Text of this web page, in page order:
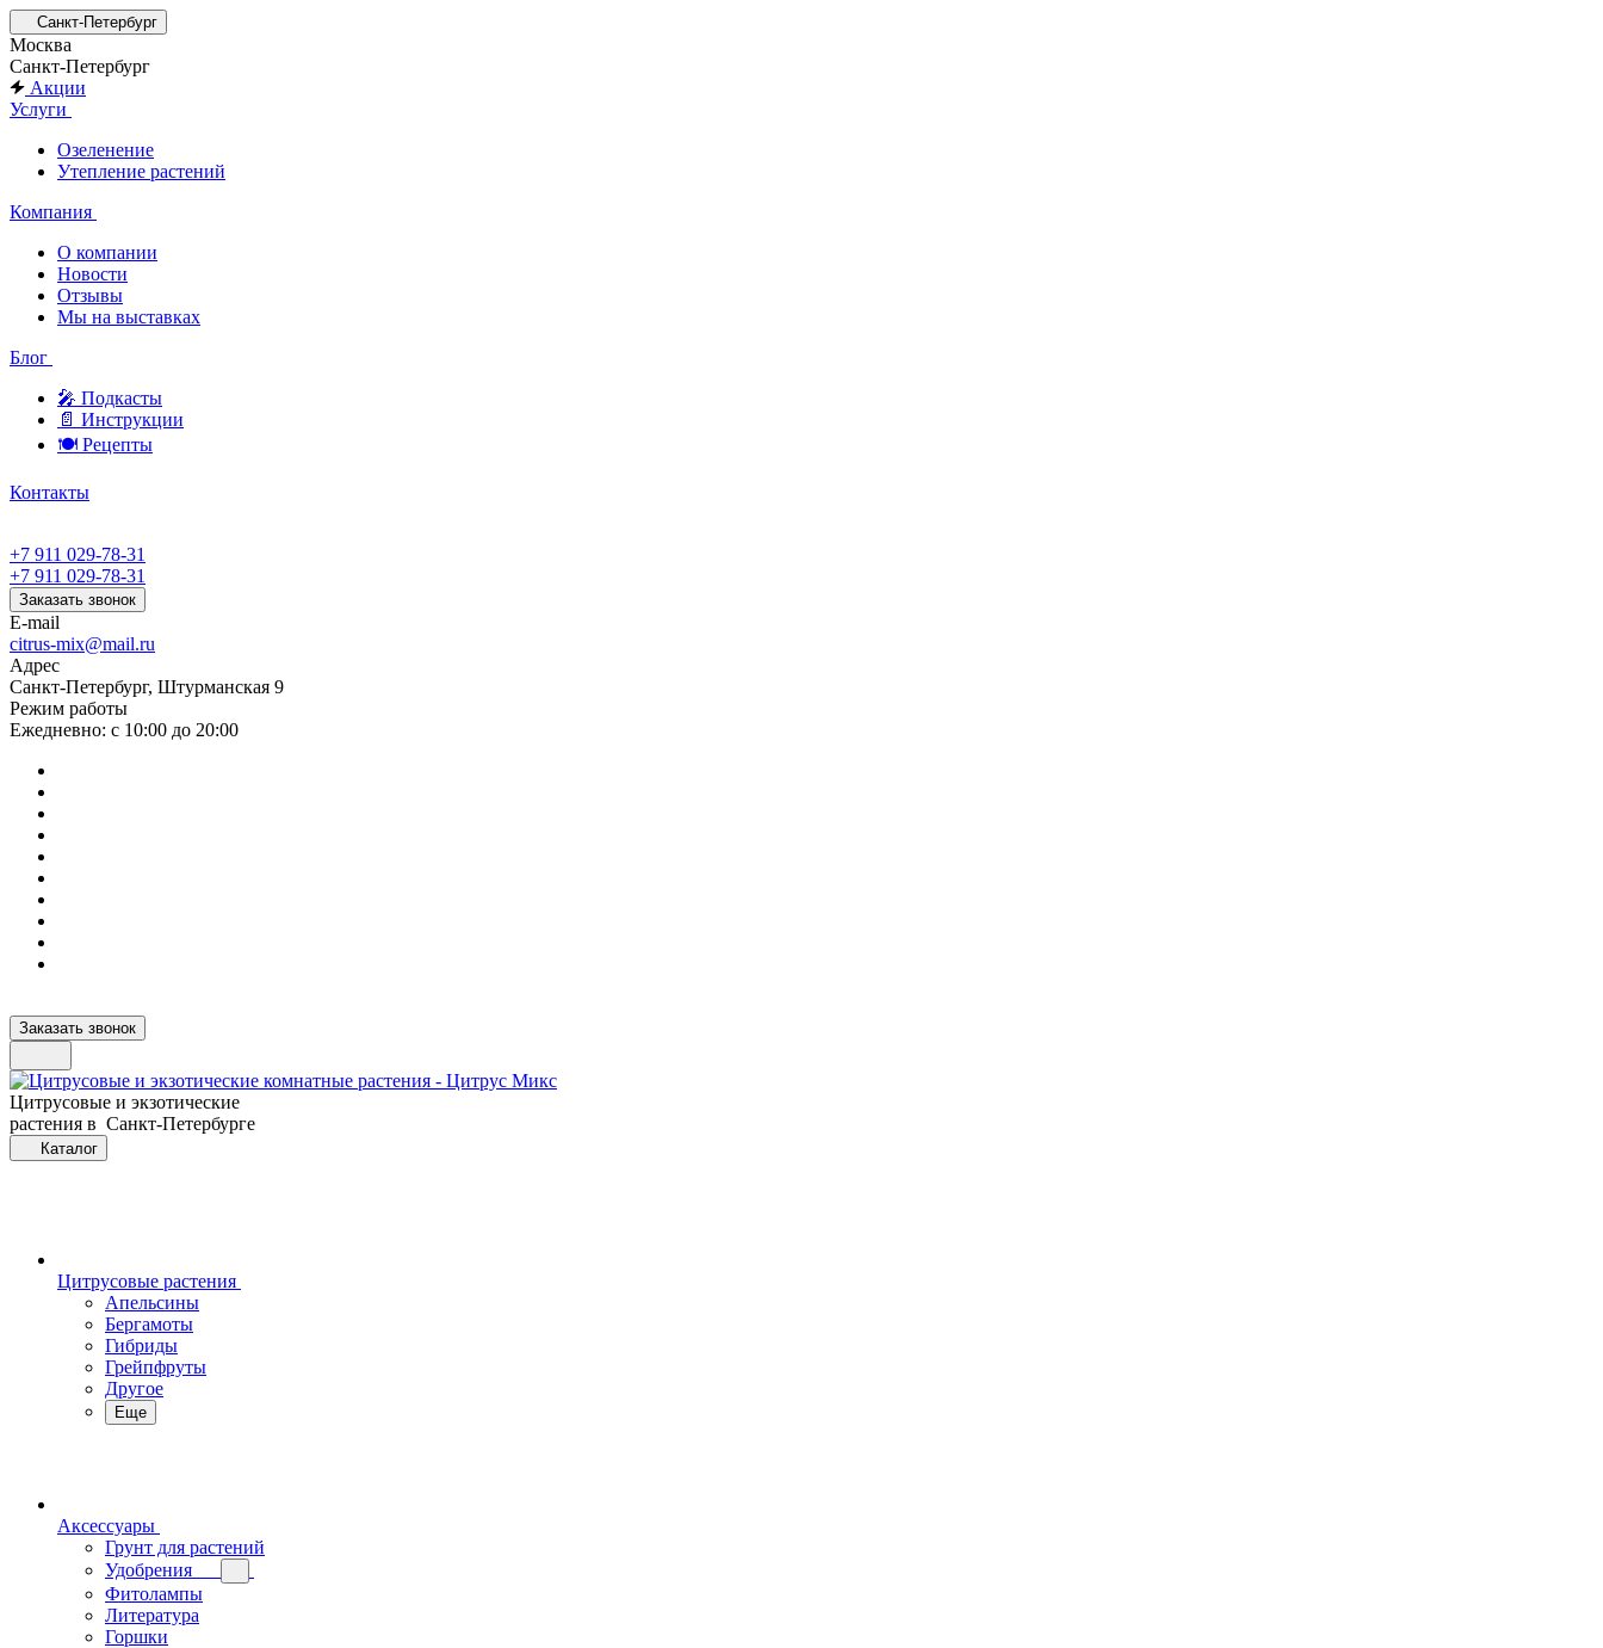
Санкт-Петербург
Москва
Санкт-Петербург
Акции
Услуги
Озеленение
Утепление растений
Компания
О компании
Новости
Отзывы
Мы на выставках
Блог
🎤︎︎ Подкасты
📄 Инструкции
🍽 Рецепты
Контакты
+7 911 029-78-31
+7 911 029-78-31
Заказать звонок
E-mail
citrus-mix@mail.ru
Адрес
Санкт-Петербург, Штурманская 9
Режим работы
Ежедневно: с 10:00 до 20:00
Заказать звонок
Цитрусовые и экзотические
растения в Санкт-Петербурге
Каталог
Цитрусовые растения
Апельсины
Бергамоты
Гибриды
Грейпфруты
Другое
Еще
Аксессуары
Грунт для растений
Удобрения
Фитолампы
Литература
Горшки